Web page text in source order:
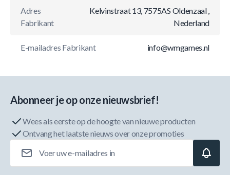
Adres
Fabrikant
Kelvinstraat 13, 7575AS Oldenzaal ,
Nederland
E-mailadres Fabrikant info@wmgames.nl
Abonneer je op onze nieuwsbrief!
Wees als eerste op de hoogte van nieuwe producten
Ontvang het laatste nieuws over onze promoties